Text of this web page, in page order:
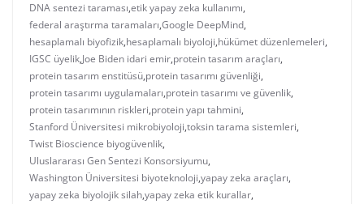
DNA sentezi taraması,etik yapay zeka kullanımı,
federal araştırma taramaları,Google DeepMind,
hesaplamalı biyofizik,hesaplamalı biyoloji,hükümet düzenlemeleri,
IGSC üyelik,Joe Biden idari emir,protein tasarım araçları,
protein tasarım enstitüsü,protein tasarımı güvenliği,
protein tasarımı uygulamaları,protein tasarımı ve güvenlik,
protein tasarımının riskleri,protein yapı tahmini,
Stanford Üniversitesi mikrobiyoloji,toksin tarama sistemleri,
Twist Bioscience biyogüvenlik,
Uluslararası Gen Sentezi Konsorsiyumu,
Washington Üniversitesi biyoteknoloji,yapay zeka araçları,
yapay zeka biyolojik silah,yapay zeka etik kurallar,